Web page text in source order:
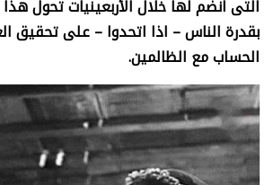
التى انضم لها خلال الأربعينيات تحول
بقدرة الناس – اذا اتحدوا – على تحقيق
الحساب مع الظالمين.